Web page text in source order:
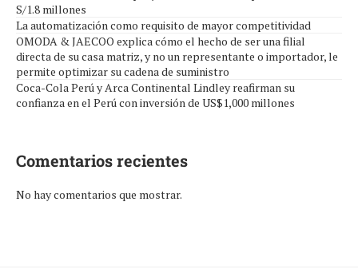
S/1.8 millones
La automatización como requisito de mayor competitividad
OMODA & JAECOO explica cómo el hecho de ser una filial
directa de su casa matriz, y no un representante o importador, le
permite optimizar su cadena de suministro
Coca-Cola Perú y Arca Continental Lindley reafirman su
confianza en el Perú con inversión de US$1,000 millones
Comentarios recientes
No hay comentarios que mostrar.